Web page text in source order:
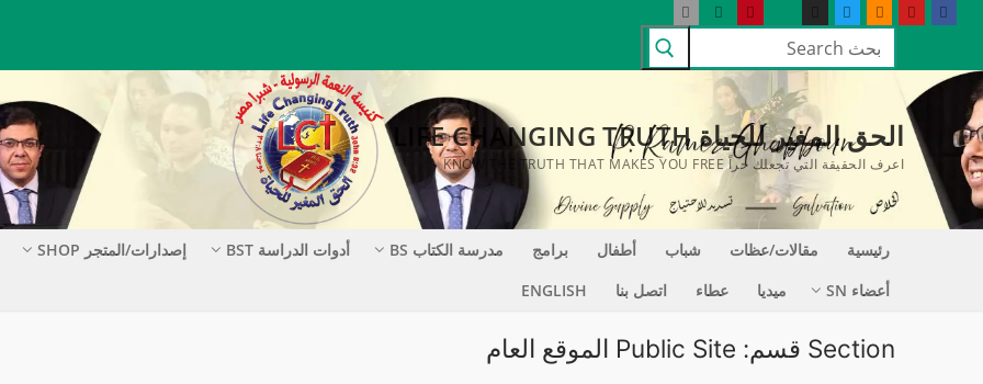
التجاوز
المحتوى
البحث
عن:
الحق المغير للحياة LIFE CHANGING TRUTH
اعرف الحقيقة التي تجعلك حراً KNOW THE TRUTH THAT MAKES YOU FREE
رئيسية مقالات/عظات شباب أطفال برامج مدرسة الكتاب BS أدوات الدراسة BST إصدارات/المتجر SHOP
أعضاء SN
ميديا عطاء اتصل بنا ENGLISH
Section قسم: Public Site الموقع العام